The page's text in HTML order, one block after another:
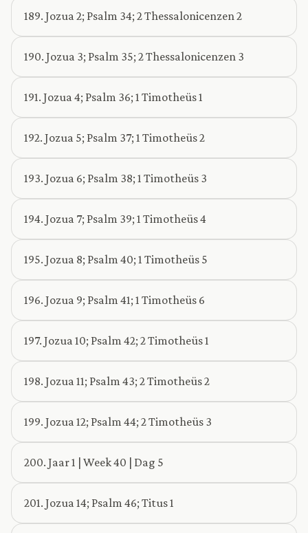
189. Jozua 2; Psalm 34; 2 Thessalonicenzen 2
190. Jozua 3; Psalm 35; 2 Thessalonicenzen 3
191. Jozua 4; Psalm 36; 1 Timotheüs 1
192. Jozua 5; Psalm 37; 1 Timotheüs 2
193. Jozua 6; Psalm 38; 1 Timotheüs 3
194. Jozua 7; Psalm 39; 1 Timotheüs 4
195. Jozua 8; Psalm 40; 1 Timotheüs 5
196. Jozua 9; Psalm 41; 1 Timotheüs 6
197. Jozua 10; Psalm 42; 2 Timotheüs 1
198. Jozua 11; Psalm 43; 2 Timotheüs 2
199. Jozua 12; Psalm 44; 2 Timotheüs 3
200. Jaar 1 | Week 40 | Dag 5
201. Jozua 14; Psalm 46; Titus 1